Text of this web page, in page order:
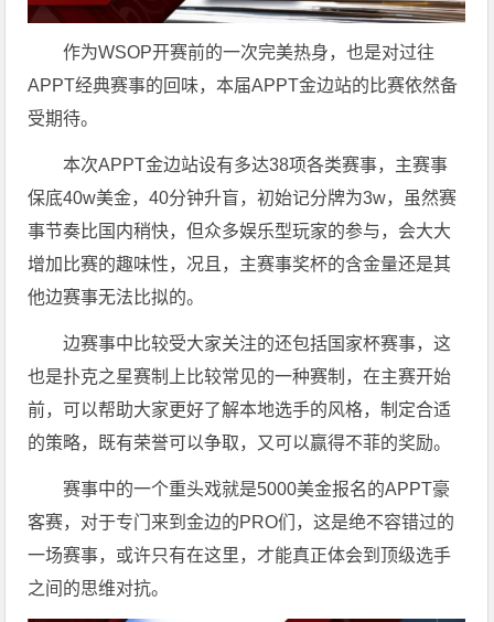
作为WSOP开赛前的一次完美热身，也是对过往
APPT经典赛事的回味，本届APPT金边站的比赛依然备
受期待。
本次APPT金边站设有多达38项各类赛事，主赛事
保底40w美金，40分钟升盲，初始记分牌为3w，虽然赛
事节奏比国内稍快，但众多娱乐型玩家的参与，会大大
增加比赛的趣味性，况且，主赛事奖杯的含金量还是其
他边赛事无法比拟的。
边赛事中比较受大家关注的还包括国家杯赛事，这
也是扑克之星赛制上比较常见的一种赛制，在主赛开始
前，可以帮助大家更好了解本地选手的风格，制定合适
的策略，既有荣誉可以争取，又可以赢得不菲的奖励。
赛事中的一个重头戏就是5000美金报名的APPT豪
客赛，对于专门来到金边的PRO们，这是绝不容错过的
一场赛事，或许只有在这里，才能真正体会到顶级选手
之间的思维对抗。